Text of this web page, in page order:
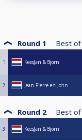
Round 1 Best of
1 KeesJan & Bjorn
2 Jean-Pierre en John
Round 2 Best of
3 KeesJan & Bjorn